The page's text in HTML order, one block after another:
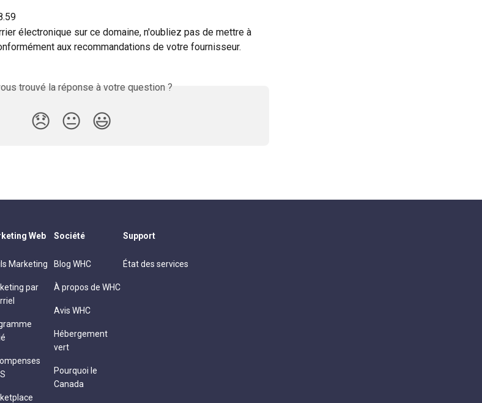
électronique sur ce domaine, n'oubliez pas de mettre à
aux recommandations de votre fournisseur.
trouvé la réponse à votre question ?
😞 😐 😃
Web
Marketing
par
Société
Blog WHC
À propos de WHC
Avis WHC
Hébergement
vert
Pourquoi le
Canada
Support
État des services